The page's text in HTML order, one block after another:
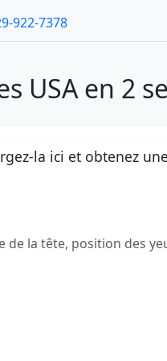
922-7378
USA en 2
la ici et obtenez
la tête, position des